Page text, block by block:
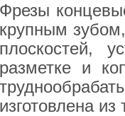
Фрезы
крупным
плоскостей,
разметке и
изготовлена из